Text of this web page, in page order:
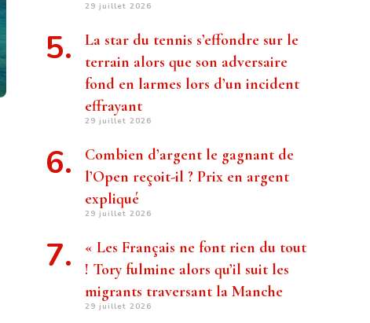
29 juillet 2026
La star du tennis s’effondre sur le
terrain alors que son adversaire
fond en larmes lors d’un incident
effrayant
29 juillet 2026
Combien d’argent le gagnant de
l’Open reçoit-il ? Prix ​​en argent
expliqué
29 juillet 2026
« Les Français ne font rien du tout
! Tory fulmine alors qu’il suit les
migrants traversant la Manche
29 juillet 2026